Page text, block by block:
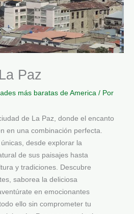
La Paz
más baratas de America / Por
de La Paz, donde el encanto
en una combinación perfecta.
desde explorar la
de sus paisajes hasta
y tradiciones. Descubre
saborea la deliciosa
en emocionantes
ello sin comprometer tu